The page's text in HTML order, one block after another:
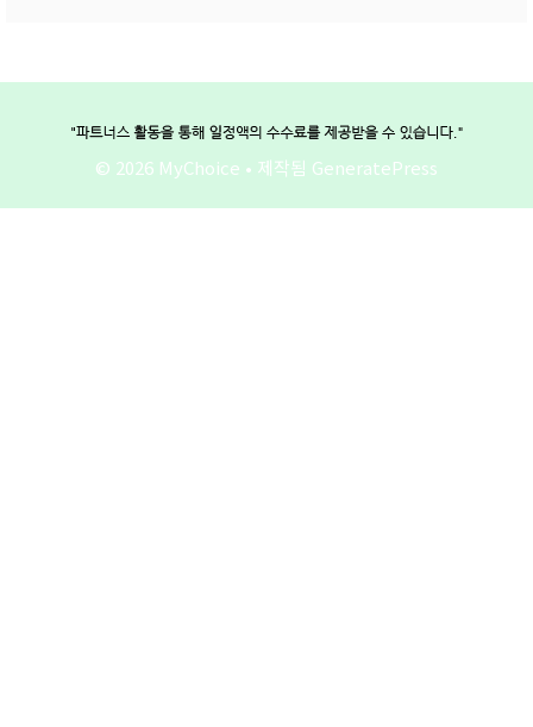
© 2026 MyChoice • 제작됨 GeneratePress